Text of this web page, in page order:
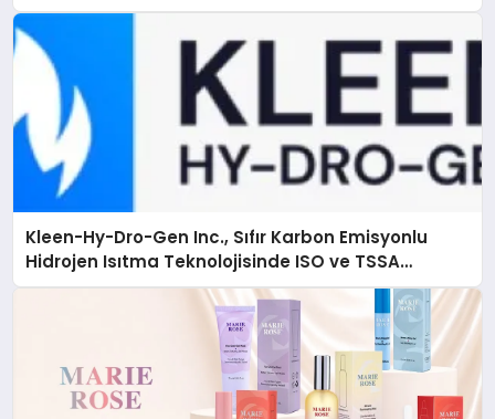
Kleen-Hy-Dro-Gen Inc., Sıfır Karbon Emisyonlu
Hidrojen Isıtma Teknolojisinde ISO ve TSSA
Düzenleyici Onaylarını Aldı